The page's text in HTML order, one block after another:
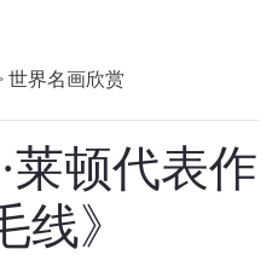
世界名画欣赏
莱顿代表作
线》